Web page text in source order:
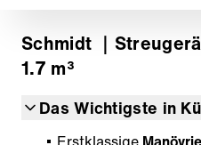
Schmidt ｜
1.7 m³
Das Wichtigste in